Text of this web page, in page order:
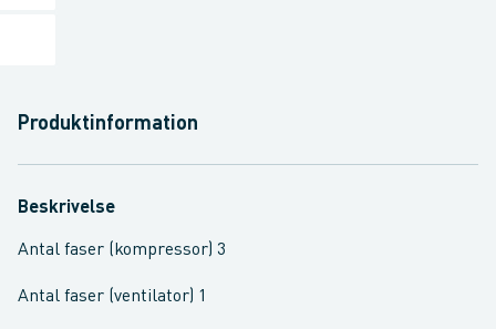
Produktinformation
Beskrivelse
Antal faser (kompressor) 3
Antal faser (ventilator) 1